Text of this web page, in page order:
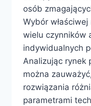
osób
Wybór
wielu czynników
indywidualnych
Analizując rynek
można
rozwiązania
parametrami